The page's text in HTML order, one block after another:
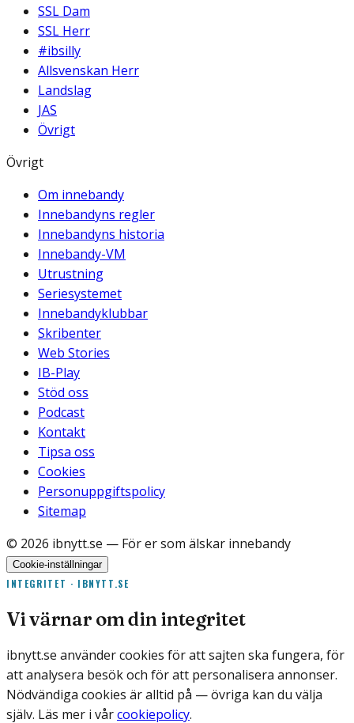
SSL Dam
SSL Herr
#ibsilly
Allsvenskan Herr
Landslag
JAS
Övrigt
Övrigt
Om innebandy
Innebandyns regler
Innebandyns historia
Innebandy-VM
Utrustning
Seriesystemet
Innebandyklubbar
Skribenter
Web Stories
IB-Play
Stöd oss
Podcast
Kontakt
Tipsa oss
Cookies
Personuppgiftspolicy
Sitemap
© 2026 ibnytt.se — För er som älskar innebandy
Cookie-inställningar
INTEGRITET · IBNYTT.SE
Vi värnar om din integritet
ibnytt.se använder cookies för att sajten ska fungera, för
att analysera besök och för att personalisera annonser.
Nödvändiga cookies är alltid på — övriga kan du välja
själv. Läs mer i vårcookiepolicy.